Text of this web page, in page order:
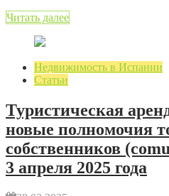
Читать далее
Недвижимость в Испании
Статьи
Туристическая
новые полномочия
собственников
3 апреля 2025 года